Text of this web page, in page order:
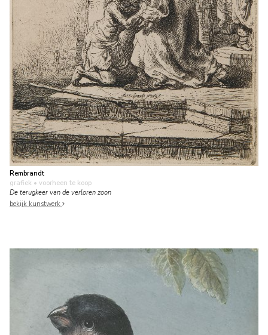
Rembrandt
grafiek • voorheen te koop
De terugkeer van de verloren zoon
bekijk kunstwerk